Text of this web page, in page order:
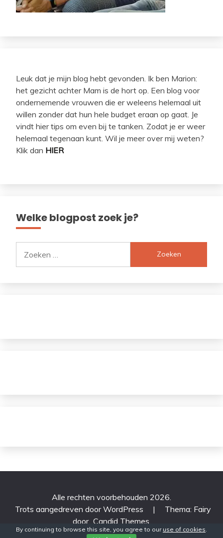
Leuk dat je mijn blog hebt gevonden. Ik ben Marion:
het gezicht achter Mam is de hort op. Een blog voor
ondernemende vrouwen die er weleens helemaal uit
willen zonder dat hun hele budget eraan op gaat. Je
vindt hier tips om even bij te tanken. Zodat je er weer
helemaal tegenaan kunt. Wil je meer over mij weten?
Klik dan HIER
Welke blogpost zoek je?
naar:
Alle rechten voorbehouden 2026.
Trots aangedreven door WordPress
|
Thema: Fairy
door Candid Themes
By continuing to browse this site, you agree to our use of cookies.